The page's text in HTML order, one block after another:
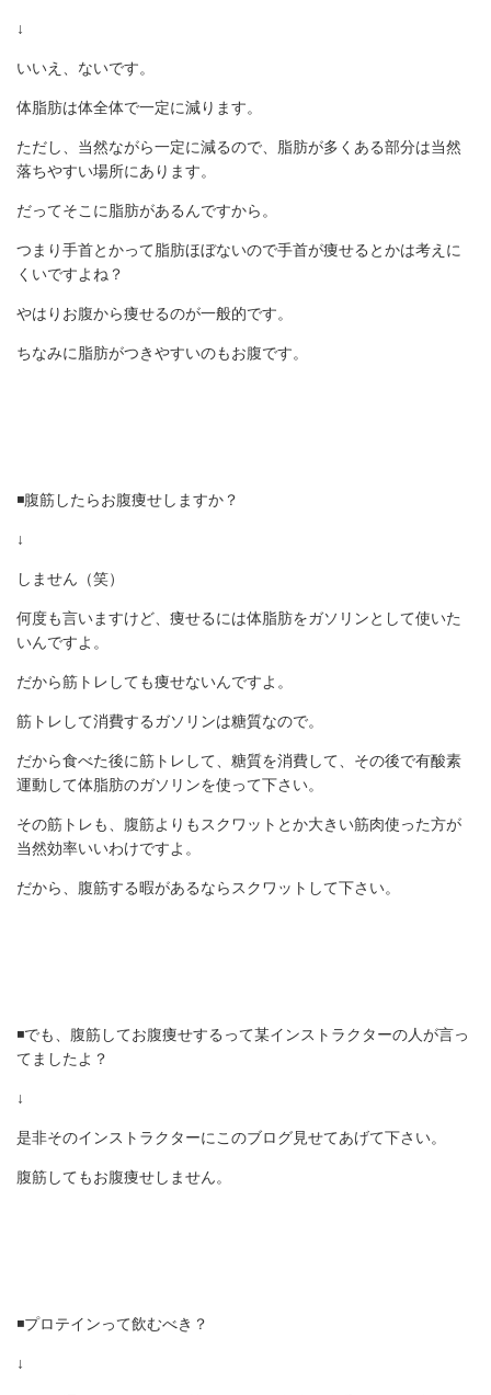
↓
いいえ、ないです。
体脂肪は体全体で一定に減ります。
ただし、当然ながら一定に減るので、脂肪が多くある部分は当然
落ちやすい場所にあります。
だってそこに脂肪があるんですから。
つまり手首とかって脂肪ほぼないので手首が痩せるとかは考えに
くいですよね？
やはりお腹から痩せるのが一般的です。
ちなみに脂肪がつきやすいのもお腹です。
◾️腹筋したらお腹痩せしますか？
↓
しません（笑）
何度も言いますけど、痩せるには体脂肪をガソリンとして使いた
いんですよ。
だから筋トレしても痩せないんですよ。
筋トレして消費するガソリンは糖質なので。
だから食べた後に筋トレして、糖質を消費して、その後で有酸素
運動して体脂肪のガソリンを使って下さい。
その筋トレも、腹筋よりもスクワットとか大きい筋肉使った方が
当然効率いいわけですよ。
だから、腹筋する暇があるならスクワットして下さい。
◾️でも、腹筋してお腹痩せするって某インストラクターの人が言っ
てましたよ？
↓
是非そのインストラクターにこのブログ見せてあげて下さい。
腹筋してもお腹痩せしません。
◾️プロテインって飲むべき？
↓